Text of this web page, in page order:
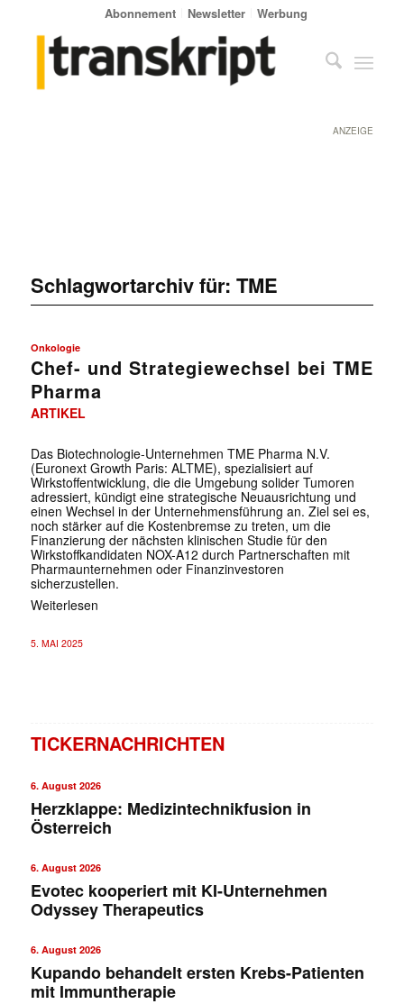
Abonnement Newsletter Werbung
ANZEIGE
Schlagwortarchiv für: TME
Onkologie
Chef- und Strategiewechsel bei TME
Pharma
ARTIKEL
Das Biotechnologie-Unternehmen TME Pharma N.V.
(Euronext Growth Paris: ALTME), spezialisiert auf
Wirkstoffentwicklung, die die Umgebung solider Tumoren
adressiert, kündigt eine strategische Neuausrichtung und
einen Wechsel in der Unternehmensführung an. Ziel sei es,
noch stärker auf die Kostenbremse zu treten, um die
Finanzierung der nächsten klinischen Studie für den
Wirkstoffkandidaten NOX-A12 durch Partnerschaften mit
Pharmaunternehmen oder Finanzinvestoren
sicherzustellen.
Weiterlesen
5. MAI 2025
TICKERNACHRICHTEN
6. August 2026
Herzklappe: Medizintechnikfusion in
Österreich
6. August 2026
Evotec kooperiert mit KI-Unternehmen
Odyssey Therapeutics
6. August 2026
Kupando behandelt ersten Krebs-Patienten
mit Immuntherapie